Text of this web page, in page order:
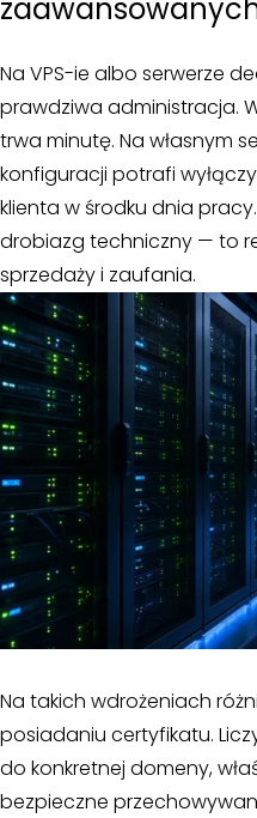
Na VPS-ie albo serwerze
prawdziwa administracja. W
trwa minutę. Na własnym
konfiguracji potrafi
klienta w środku dnia
drobiazg techniczny — to
sprzedaży i zaufania.
Na takich wdrożeniach
posiadaniu certyfikatu.
do konkretnej domeny,
bezpieczne